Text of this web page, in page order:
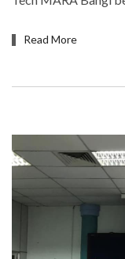
Read More